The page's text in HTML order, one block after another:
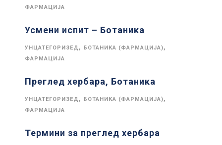
ФАРМАЦИЈА
Усмени испит – Ботаника
УНЦАТЕГОРИЗЕД , БОТАНИКА (ФАРМАЦИЈА),
ФАРМАЦИЈА
Преглед хербара, Ботаника
УНЦАТЕГОРИЗЕД , БОТАНИКА (ФАРМАЦИЈА),
ФАРМАЦИЈА
Термини за преглед хербара